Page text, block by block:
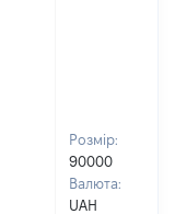
Розмір:
90000
Валюта:
UAH